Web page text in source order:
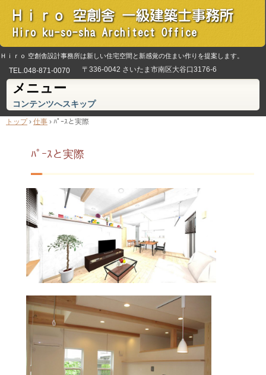
Ｈｉｒｏ 空創舎設計事務所は新しい住宅空間と新感覚の住まい作りを提案します。
TEL.048-871-0070 〒336-0042 さいたま市南区大谷口3176-6
メニュー
コンテンツへスキップ
トップ › 仕事 › ﾊﾟｰｽと実際
ﾊﾟｰｽと実際